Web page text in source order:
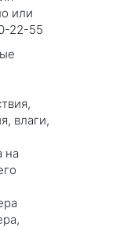
или
22-55
влаги,
на